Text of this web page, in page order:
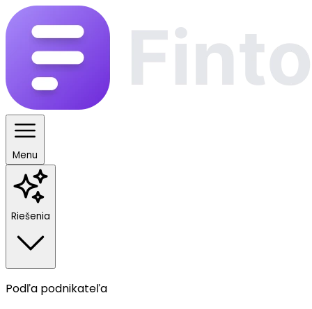
Menu
Riešenia
Podľa podnikateľa